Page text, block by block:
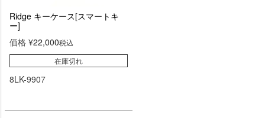
Ridge キーケース[スマートキ
ー]
価格 ¥22,000税込
在庫切れ
8LK-9907